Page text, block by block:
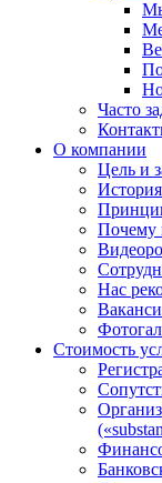
Часто
О компании
Цель и
Нас
Стоимость